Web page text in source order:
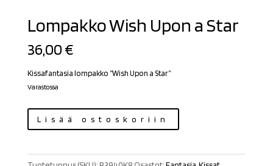
Lompakko Wish Upon a Star
36,00€
Kissafantasia lompakko ”Wish Upon a Star”
Varastossa
Wish
a
Lisää ostoskoriin